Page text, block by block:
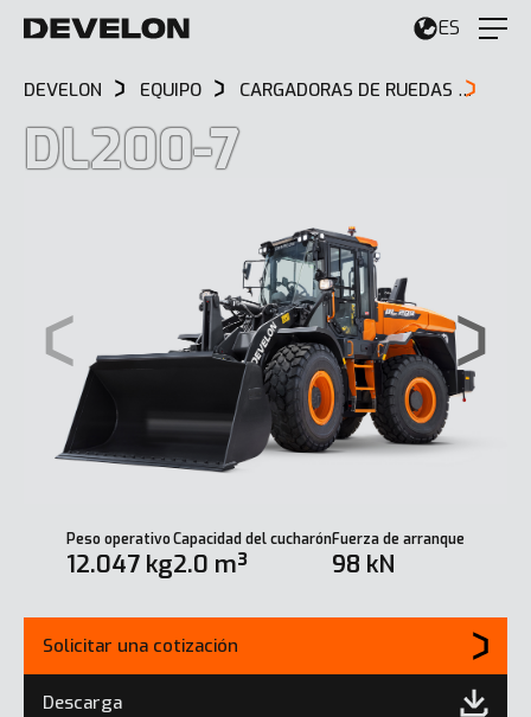
ES
DEVELON EQUIPO CARGADORAS DE RUEDAS
DL200-7
Peso operativo
12.047 kg
Capacidad del cucharón
2.0 m³
Fuerza de arranque
98 kN
Solicitar una cotización
Descarga